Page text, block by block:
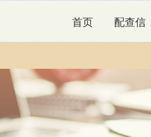
首页 配查信